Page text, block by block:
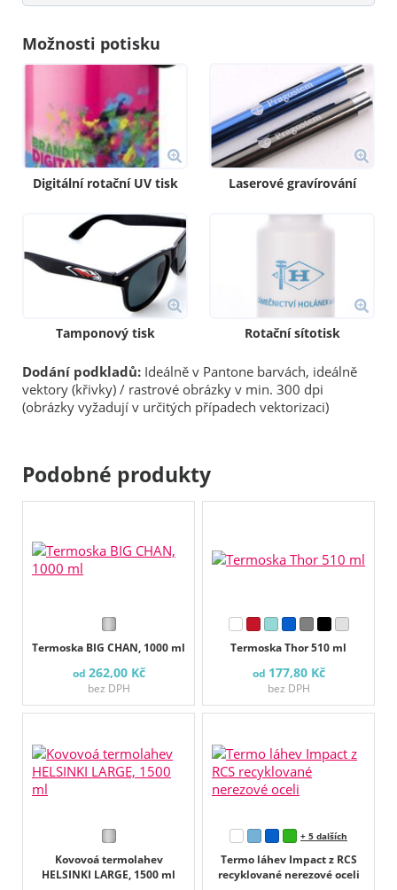
Možnosti potisku
Digitální rotační UV tisk Laserové gravírování
Tamponový tisk Rotační sítotisk
Dodání podkladů: Ideálně v Pantone barvách, ideálně
vektory (křivky) / rastrové obrázky v min. 300 dpi
(obrázky vyžadují v určitých případech vektorizaci)
Podobné produkty
Termoska BIG CHAN, 1000 ml
od 262,00 Kč
bez DPH
Termoska Thor 510 ml
od 177,80 Kč
bez DPH
Kovovoá termolahev
HELSINKI LARGE, 1500 ml
Termo láhev Impact z RCS
recyklované nerezové oceli
+ 5 dalších